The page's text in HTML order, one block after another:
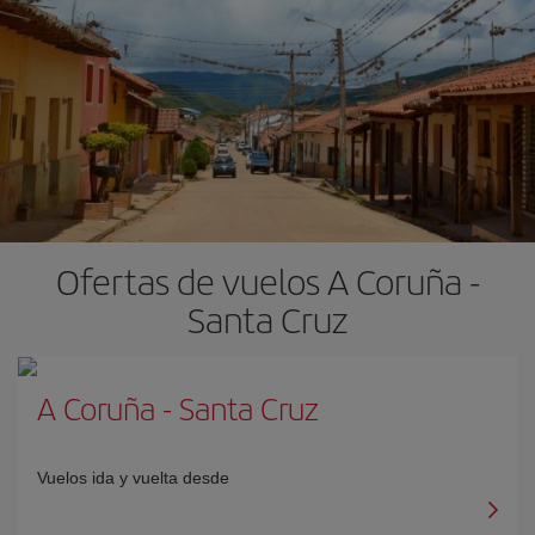
Ofertas de vuelos A Coruña -
Santa Cruz
A Coruña - Santa Cruz
Vuelos ida y vuelta desde